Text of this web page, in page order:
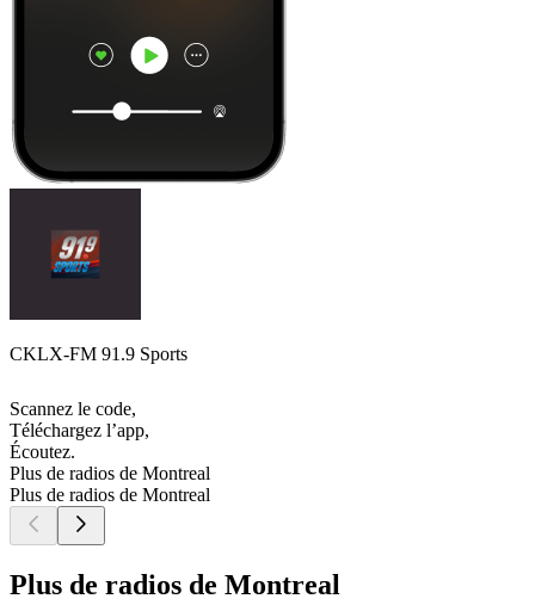
CKLX-FM 91.9 Sports
Scannez le code,
Téléchargez l’app,
Écoutez.
Plus de radios de Montreal
Plus de radios de Montreal
Plus de radios de Montreal